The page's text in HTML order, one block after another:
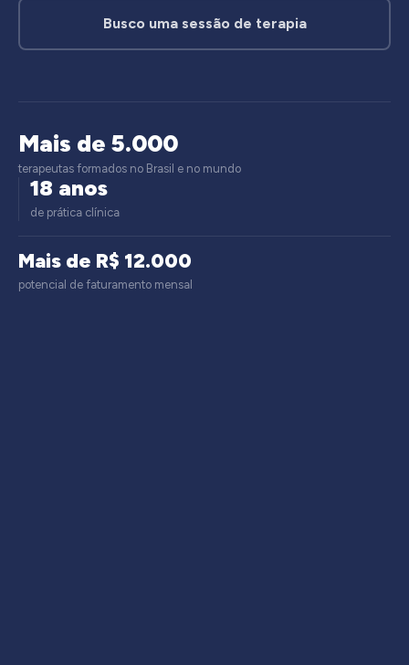
Busco uma sessão de terapia
Mais de 5.000
terapeutas formados no Brasil e no mundo
18 anos
de prática clínica
Mais de R$ 12.000
potencial de faturamento mensal